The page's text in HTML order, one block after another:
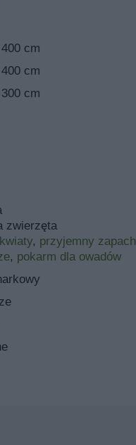
cm
cm
cm
zwierzęta
, przyjemny zapach
, pokarm dla owadów